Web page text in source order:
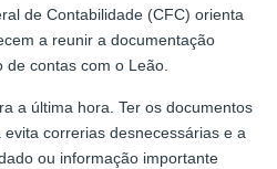
de Contabilidade (CFC) orienta
a reunir a documentação
de contas com o Leão.
a última hora. Ter os documentos
correrias desnecessárias e a
ou informação importante